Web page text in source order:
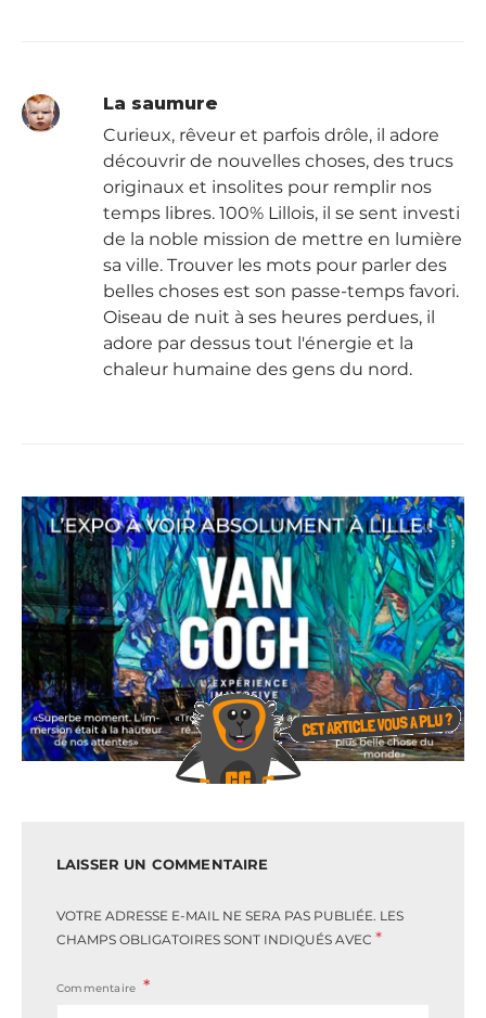
La saumure
Curieux, rêveur et parfois drôle, il adore
découvrir de nouvelles choses, des trucs
originaux et insolites pour remplir nos
temps libres. 100% Lillois, il se sent investi
de la noble mission de mettre en lumière
sa ville. Trouver les mots pour parler des
belles choses est son passe-temps favori.
Oiseau de nuit à ses heures perdues, il
adore par dessus tout l'énergie et la
chaleur humaine des gens du nord.
LAISSER UN COMMENTAIRE
VOTRE ADRESSE E-MAIL NE SERA PAS PUBLIÉE. LES
CHAMPS OBLIGATOIRES SONT INDIQUÉS AVEC *
Commentaire